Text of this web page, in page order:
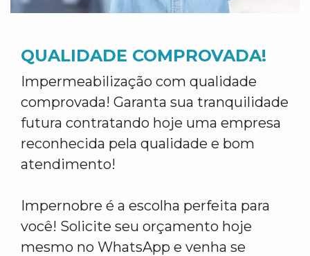
QUALIDADE COMPROVADA!
Impermeabilização com qualidade
comprovada! Garanta sua tranquilidade
futura contratando hoje uma empresa
reconhecida pela qualidade e bom
atendimento!
Impernobre é a escolha perfeita para
você! Solicite seu orçamento hoje
mesmo no WhatsApp e venha se